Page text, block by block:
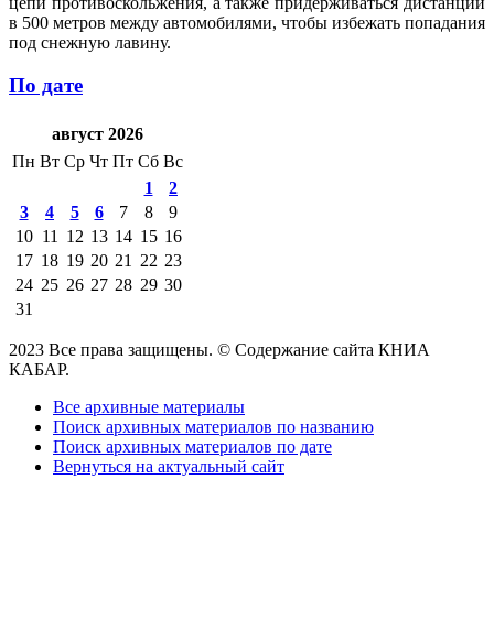
в 500 метров между автомобилями, чтобы избежать попадания
под снежную лавину.
По дате
август 2026
Пн Вт Ср Чт Пт Сб Вс
1
2
3
4 5 6 7 8
9
10 11 12 13 14 15 16
17 18 19 20 21 22 23
24 25 26 27 28 29 30
31
2023 Все права защищены. © Содержание сайта КНИА
КАБАР.
Все архивные материалы
Поиск архивных материалов по названию
Поиск архивных материалов по дате
Вернуться на актуальный сайт